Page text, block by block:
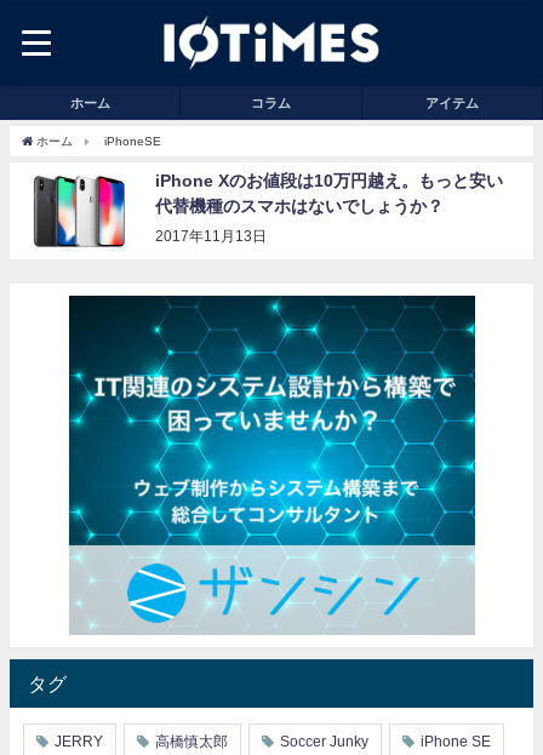
ホーム コラム アイテム
ホーム iPhoneSE
iPhone Xのお値段は10万円越え。もっと安い
代替機種のスマホはないでしょうか？
2017年11月13日
タグ
JERRY 高橋慎太郎 Soccer Junky iPhone SE